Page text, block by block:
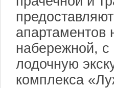
апартаментов
набережной, с
лодочную
комплекса